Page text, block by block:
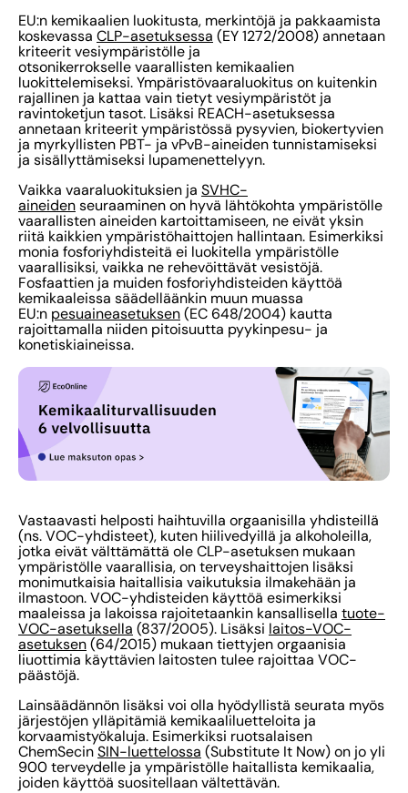
EU:n kemikaalien luokitusta, merkintöjä ja pakkaamista
koskevassa CLP-asetuksessa (EY 1272/2008) annetaan
kriteerit vesiympäristölle ja
otsonikerrokselle vaarallisten kemikaalien
luokittelemiseksi. Ympäristövaaraluokitus on kuitenkin
rajallinen ja kattaa vain tietyt vesiympäristöt ja
ravintoketjun tasot. Lisäksi REACH-asetuksessa
annetaan kriteerit ympäristössä pysyvien, biokertyvien
ja myrkyllisten PBT- ja vPvB-aineiden tunnistamiseksi
ja sisällyttämiseksi lupamenettelyyn.
Vaikka vaaraluokituksien ja SVHC-
aineiden seuraaminen on hyvä lähtökohta ympäristölle
vaarallisten aineiden kartoittamiseen, ne eivät yksin
riitä kaikkien ympäristöhaittojen hallintaan. Esimerkiksi
monia fosforiyhdisteitä ei luokitella ympäristölle
vaarallisiksi, vaikka ne rehevöittävät vesistöjä.
Fosfaattien ja muiden fosforiyhdisteiden käyttöä
kemikaaleissa säädelläänkin muun muassa
EU:n pesuaineasetuksen (EC 648/2004) kautta
rajoittamalla niiden pitoisuutta pyykinpesu- ja
konetiskiaineissa.
Vastaavasti helposti haihtuvilla orgaanisilla yhdisteillä
(ns. VOC-yhdisteet), kuten hiilivedyillä ja alkoholeilla,
jotka eivät välttämättä ole CLP-asetuksen mukaan
ympäristölle vaarallisia, on terveyshaittojen lisäksi
monimutkaisia haitallisia vaikutuksia ilmakehään ja
ilmastoon. VOC-yhdisteiden käyttöä esimerkiksi
maaleissa ja lakoissa rajoitetaankin kansallisella tuote-
VOC-asetuksella (837/2005). Lisäksi laitos-VOC-
asetuksen (64/2015) mukaan tiettyjen orgaanisia
liuottimia käyttävien laitosten tulee rajoittaa VOC-
päästöjä.
Lainsäädännön lisäksi voi olla hyödyllistä seurata myös
järjestöjen ylläpitämiä kemikaaliluetteloita ja
korvaamistyökaluja. Esimerkiksi ruotsalaisen
ChemSecin SIN-luettelossa (Substitute It Now) on jo yli
900 terveydelle ja ympäristölle haitallista kemikaalia,
joiden käyttöä suositellaan vältettävän.